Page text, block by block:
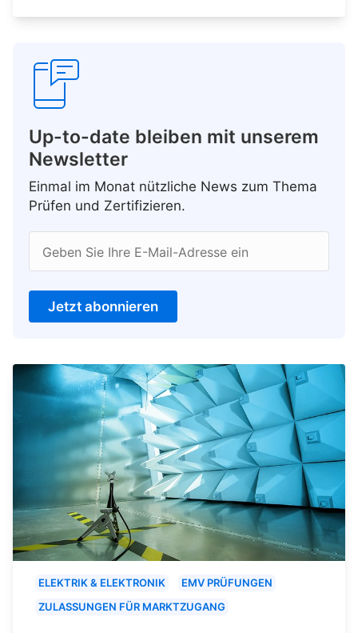
Up-to-date bleiben mit unserem
Newsletter
Einmal im Monat nützliche News zum Thema
Prüfen und Zertifizieren.
Geben Sie Ihre E-Mail-Adresse ein
Jetzt abonnieren
ELEKTRIK & ELEKTRONIK
EMV PRÜFUNGEN
ZULASSUNGEN FÜR MARKTZUGANG